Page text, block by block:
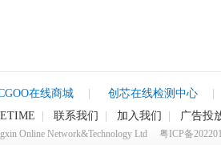
在线商城 创芯在线检测中心
联系我们 加入我们 广告投
Online Network&Technology Ltd 粤ICP备